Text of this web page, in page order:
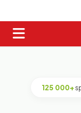
125 000+